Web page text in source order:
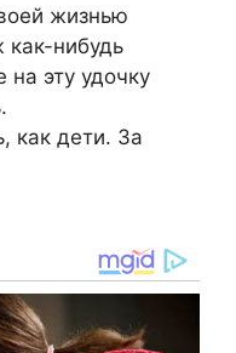
жизнью
как-нибудь
эту удочку
как дети. За